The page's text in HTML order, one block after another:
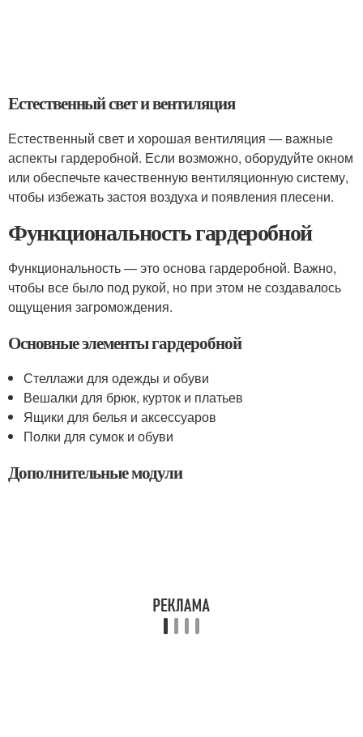
Естественный свет и вентиляция
Естественный свет и хорошая вентиляция — важные
аспекты гардеробной. Если возможно, оборудуйте окном
или обеспечьте качественную вентиляционную систему,
чтобы избежать застоя воздуха и появления плесени.
Функциональность гардеробной
Функциональность — это основа гардеробной. Важно,
чтобы все было под рукой, но при этом не создавалось
ощущения загромождения.
Основные элементы гардеробной
Стеллажи для одежды и обуви
Вешалки для брюк, курток и платьев
Ящики для белья и аксессуаров
Полки для сумок и обуви
Дополнительные модули